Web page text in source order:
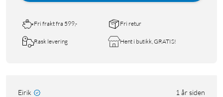
Fri frakt fra 599,- Fri retur
Rask levering Hent i butikk, GRATIS!
Eirik 1 år siden